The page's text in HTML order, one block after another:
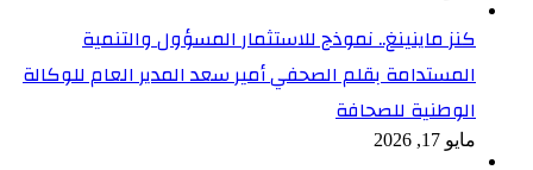
كنز ماينينغ.. نموذج للاستثمار المسؤول والتنمية
المستدامة بقلم الصحفي أمير سعد المدير العام للوكالة
الوطنية للصحافة
مايو 17, 2026